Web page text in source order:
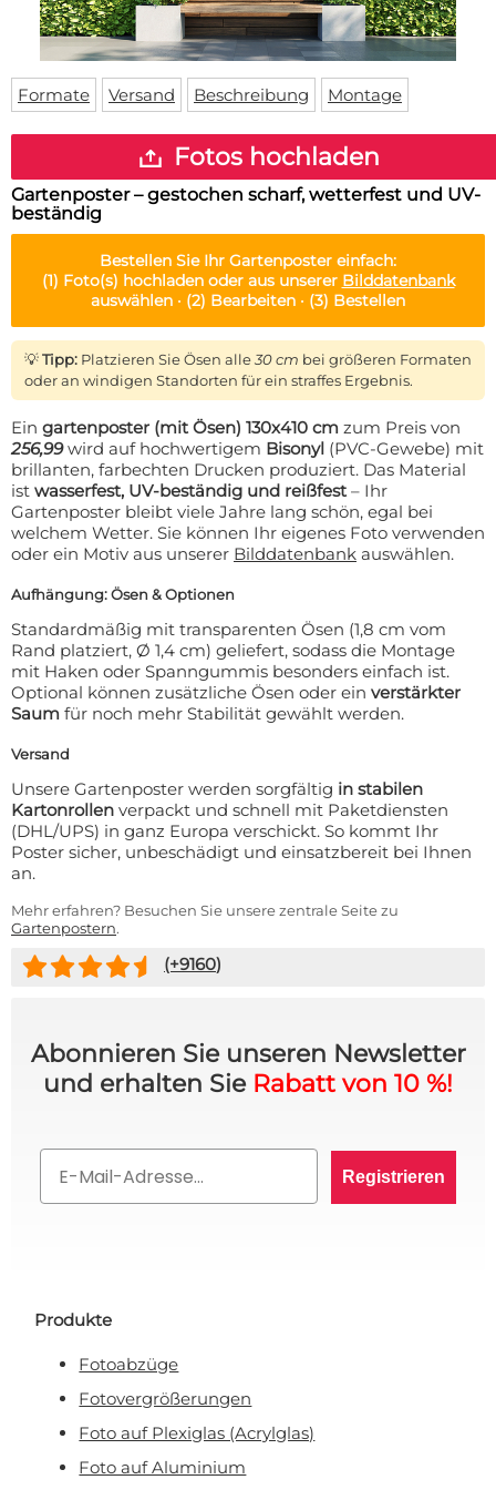
Fußmatte
Bodenmatte
Custom skateboard deck
Über uns
Lieferzeiten
Login
WhatsApp
Formate Versand Beschreibung Montage
Fotos hochladen
Gartenposter – gestochen scharf, wetterfest und UV-
beständig
Bestellen Sie Ihr Gartenposter einfach:
(1) Foto(s) hochladen oder aus unserer Bilddatenbank
auswählen · (2) Bearbeiten · (3) Bestellen
💡Tipp: Platzieren Sie Ösen alle30 cm bei größeren Formaten
oder an windigen Standorten für ein straffes Ergebnis.
Ein gartenposter (mit Ösen) 130x410 cm zum Preis von
256,99wird auf hochwertigem Bisonyl (PVC-Gewebe) mit
brillanten, farbechten Drucken produziert. Das Material
ist wasserfest, UV-beständig und reißfest– Ihr
Gartenposter bleibt viele Jahre lang schön, egal bei
welchem Wetter. Sie können Ihr eigenes Foto verwenden
oder ein Motiv aus unserer Bilddatenbank auswählen.
Aufhängung: Ösen & Optionen
Standardmäßig mit transparenten Ösen (1,8 cm vom
Rand platziert, Ø 1,4 cm) geliefert, sodass die Montage
mit Haken oder Spanngummis besonders einfach ist.
Optional können zusätzliche Ösen oder ein verstärkter
Saum für noch mehr Stabilität gewählt werden.
Versand
Unsere Gartenposter werden sorgfältig in stabilen
Kartonrollen verpackt und schnell mit Paketdiensten
(DHL/UPS) in ganz Europa verschickt. So kommt Ihr
Poster sicher, unbeschädigt und einsatzbereit bei Ihnen
an.
Mehr erfahren? Besuchen Sie unsere zentrale Seite zu
Gartenpostern.
(+9160)
Abonnieren Sie unseren Newsletter
und erhalten Sie Rabatt von 10 %!
Registrieren
Produkte
Fotoabzüge
Fotovergrößerungen
Foto auf Plexiglas (Acrylglas)
Foto auf Aluminium
10% RABATT AUF IHRE
BESTELLUNG? 👀
Rabatt anfordern!
Nein, ich will keinen Rabatt!